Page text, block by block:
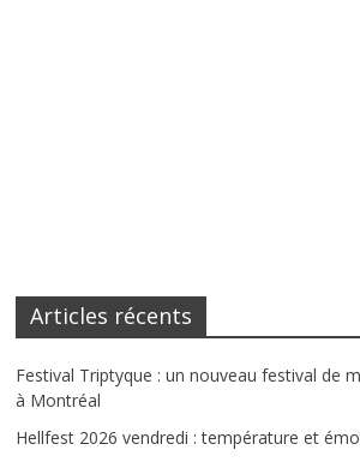
Articles récents
Festival Triptyque : un nouveau festival de
à Montréal
Hellfest 2026 vendredi : température et